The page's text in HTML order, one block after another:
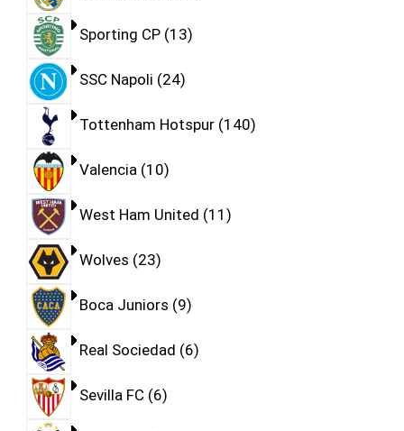
Sporting CP 13
SSC Napoli 24
Tottenham Hotspur 140
Valencia 10
West Ham United 11
Wolves 23
Boca Juniors 9
Real Sociedad 6
Sevilla FC 6